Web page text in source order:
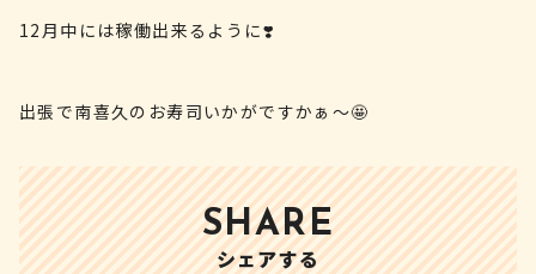
12月中には稼働出来るように❣️
出張で南喜久のお寿司いかがですかぁ〜🤩
SHARE
シェアする